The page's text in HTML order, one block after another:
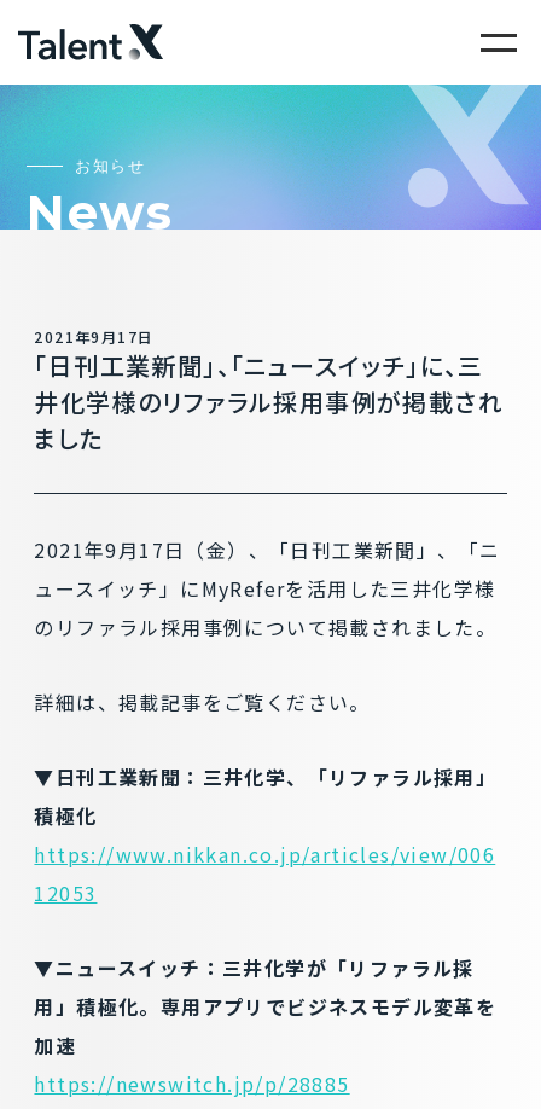
お知らせ
News
2021年9月17日
「日刊工業新聞」、「ニュースイッチ」に、三
井化学様のリファラル採用事例が掲載され
ました
2021年9月17日（金）、「日刊工業新聞」、「ニ
ュースイッチ」にMyReferを活用した三井化学様
のリファラル採用事例について掲載されました。
詳細は、掲載記事をご覧ください。
▼日刊工業新聞：三井化学、「リファラル採用」
積極化
https://www.nikkan.co.jp/articles/view/006
12053
▼ニュースイッチ：三井化学が「リファラル採
用」積極化。専用アプリでビジネスモデル変革を
加速
https://newswitch.jp/p/28885